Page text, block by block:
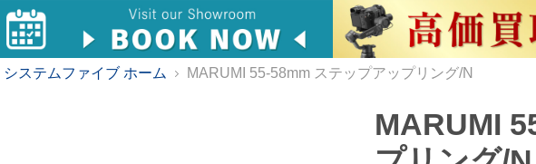
ステムファイブ ホーム MARUMI 55-58mm ステップアップリング/N
MARUMI